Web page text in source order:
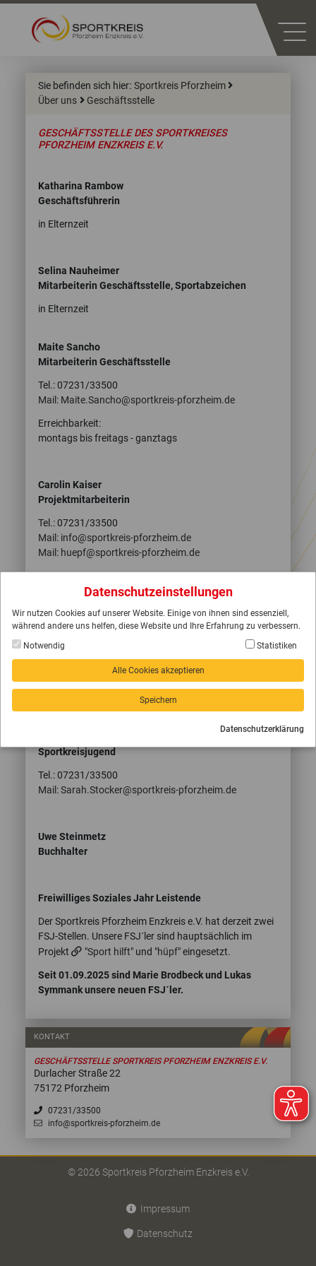
Datenschutzeinstellungen
Wir nutzen Cookies auf unserer Website. Einige von ihnen sind essenziell,
während andere uns helfen, diese Website und Ihre Erfahrung zu verbessern.
Notwendig
Statistiken
Alle Cookies akzeptieren
Speichern
Datenschutzerklärung
Sie befinden sich hier: Sportkreis Pforzheim
Über uns
Geschäftsstelle
GESCHÄFTSSTELLE DES SPORTKREISES
PFORZHEIM ENZKREIS E.V.
Katharina Rambow
Geschäftsführerin
in Elternzeit
Selina Nauheimer
Mitarbeiterin Geschäftsstelle, Sportabzeichen
in Elternzeit
Maite Sancho
Mitarbeiterin Geschäftsstelle
Tel.: 07231/33500
Mail: Maite.Sancho@sportkreis-pforzheim.de
Erreichbarkeit:
montags bis freitags - ganztags
Carolin Kaiser
Projektmitarbeiterin
Tel.: 07231/33500
Mail: info@sportkreis-pforzheim.de
Mail: huepf@sportkreis-pforzheim.de
Erreichbarkeit:
montags, dienstags und donnerstags
Sportabzeichen
Tel.: 07231/33500
Mail: Anna.Zilly@sportkreis-pforzheim.de
Sportkreisjugend
Tel.: 07231/33500
Mail: Sarah.Stocker@sportkreis-pforzheim.de
Uwe Steinmetz
Buchhalter
Freiwilliges Soziales Jahr Leistende
Der Sportkreis Pforzheim Enzkreis e.V. hat derzeit zwei
FSJ-Stellen. Unsere FSJ´ler sind hauptsächlich im
Projekt
"Sport hilft" und "hüpf"eingesetzt.
Seit 01.09.2025 sind Marie Brodbeck und Lukas
Symmank unsere neuen FSJ´ler.
KONTAKT
GESCHÄFTSSTELLE SPORTKREIS PFORZHEIM ENZKREIS E.V.
Durlacher Straße 22
75172 Pforzheim
07231/33500
info@sportkreis-pforzheim.de
© 2026 Sportkreis Pforzheim Enzkreis e.V.
Impressum
Datenschutz